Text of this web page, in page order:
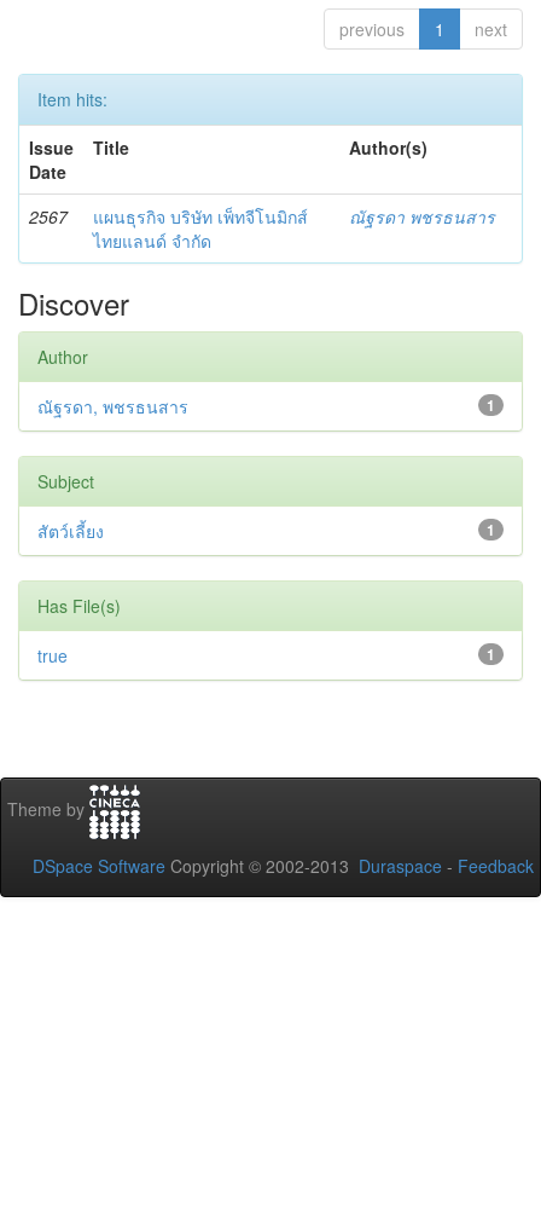
previous 1 next
Item hits:
Issue
Date
Title Author(s)
2567
แผนธุรกิจ บริษัท เพ็ทจีโนมิกส์
ไทยแลนด์ จำกัด
ณัฐรดา พชรธนสาร
Discover
Author
1
ณัฐรดา, พชรธนสาร
Subject
1
สัตว์เลี้ยง
Has File(s)
1
true
Theme by
DSpace Software Copyright © 2002-2013 Duraspace - Feedback